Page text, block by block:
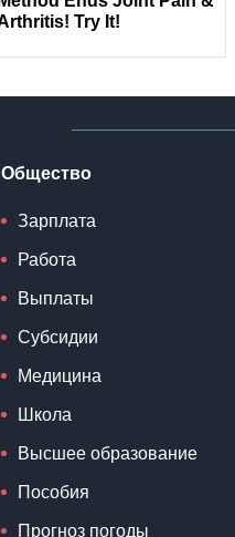
Общество
Зарплата
Работа
Выплаты
Субсидии
Медицина
Школа
Высшее образование
Пособия
Прогноз погоды